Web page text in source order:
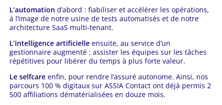
L’automation d’abord : fiabiliser et accélérer les opérations,
à l’image de notre usine de tests automatisés et de notre
architecture SaaS multi-tenant.
L’intelligence artificielleensuite, au service d’un
gestionnaire augmenté : assister les équipes sur les tâches
répétitives pour libérer du temps à plus forte valeur.
Le selfcareenfin, pour rendre l’assuré autonome. Ainsi, nos
parcours 100 % digitaux sur ASSIA Contact ont déjà permis 2
500 affiliations dématérialisées en douze mois.